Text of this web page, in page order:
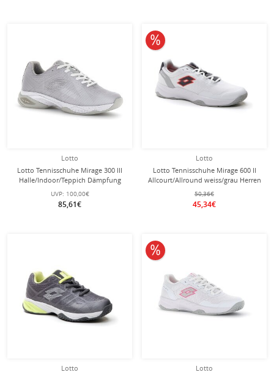
Lotto
Lotto Tennisschuhe Mirage 300 III
Halle/Indoor/Teppich Dämpfung
weiss Damen
UVP: 100,00€
85,61€
Lotto
Lotto Tennisschuhe Mirage 600 II
Allcourt/Allround weiss/grau Herren
50,36€
45,34€
10% reduziert
Lotto
Lotto
10% reduziert